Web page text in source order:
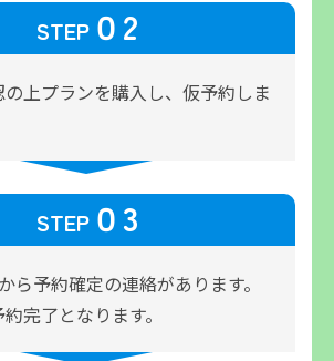
STEP０2
上プランを購入し、仮予約しま
STEP０3
ら予約確定の連絡があります。
完了となります。